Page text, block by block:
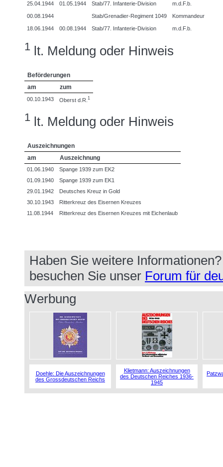
25.04.1944 01.05.1944 Stab/77. Infanterie-Division m.d.F.b.
00.08.1944 Stab/Grenadier-Regiment 1049 Kommandeur
18.06.1944 00.08.1944 Stab/77. Infanterie-Division m.d.F.b.
1 lt. Meldung oder Hinweis
Beförderungen
am
zum
00.10.1943 Oberst d.R.1
1 lt. Meldung oder Hinweis
Auszeichnungen
am
Auszeichnung
01.06.1940
Spange 1939 zum EK2
01.09.1940
Spange 1939 zum EK1
29.01.1942
Deutsches Kreuz in Gold
30.10.1943
Ritterkreuz des Eisernen Kreuzes
11.08.1944
Ritterkreuz des Eisernen Kreuzes mit Eichenlaub
Haben Sie weitere
besuchen Sie unser Forum für
Werbung
Doehle: Die Auszeichnungen
des Grossdeutschen Reichs
Klietmann: Auszeichnungen
des Deutschen Reiches 1936-
1945